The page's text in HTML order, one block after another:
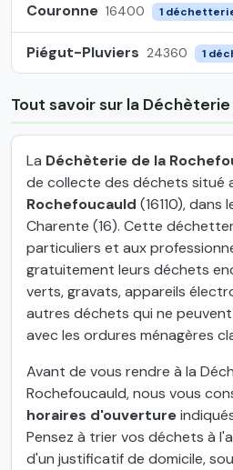
Couronne 16400 1
Piégut-Pluviers 24360 1
Tout savoir sur la
La Déchèterie de la
de collecte des déchets situé
Rochefoucauld (16110),
Charente (16). Cette
particuliers et aux
gratuitement leurs déchets
verts, gravats, appareils
autres déchets qui ne
avec les ordures ménagères
Avant de vous rendre à la
Rochefoucauld, nous vous
horaires d'ouverture
Pensez à trier vos déchets à
d'un justificatif de domicile,